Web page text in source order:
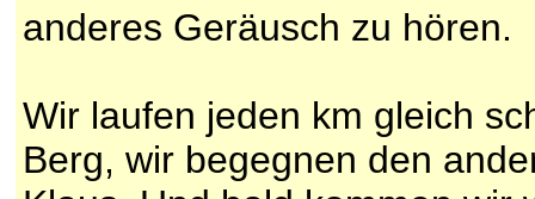
anderes Geräusch zu hören.
Wir laufen jeden km gleich
Berg, wir begegnen den